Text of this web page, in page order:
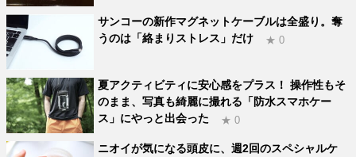
サンコーの新作マグネットケーブルは全盛り。奪
うのは「絡まりストレス」だけ
★ 0
夏アクティビティに安心感をプラス！ 操作性もそ
のまま、写真も綺麗に撮れる「防水スマホケー
ス」にやっと出会った
★ 0
ニオイが気になる頭皮に、週2回のスペシャルケ